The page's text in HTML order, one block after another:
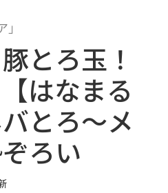
とろ玉！
はなまる
とろ～メ
ろい